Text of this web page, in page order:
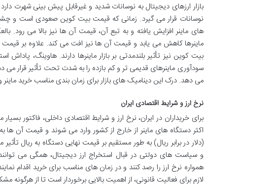
بازار ارزهای دیجیتال به نوسانات شدید و غیرقابل پیش بینی شهرت
نوسانات قرار می گیرد. زمانی که قیمت بیت کوین صعودی است و
های ماینر افزایش یافته و به تبع آن، قیمت آن ها نیز بالا می رود.
بیت کوین نیز تأثیر بلندمدتی بر بازار ماینرها دارند. هاوینگ،
سودآوری ماینرهای قدیمی تر و کم بازده را به شدت تحت تأثیر قرار می
می دهد. درک این دینامیک های بازار برای زمان بندی مناسب خرید
نرخ ارز و شرایط اقتصادی ایران
برای خریداران در ایران، نرخ ارز و شرایط اقتصادی داخلی، فاکتور
اکثر دستگاه های ماینر از خارج از کشور وارد می شوند و قیمت آن ها
(دلار در برابر ریال) به طور مستقیم بر قیمت نهایی دستگاه به ریال
و سیاست های دولتی در قبال استخراج ارز دیجیتال، همگی می
همواره نرخ ارز را رصد کنند و در زمان های مناسب برای خرید اقدام
لازم برای فعالیت قانونی، از اهمیت بالایی برخوردار است تا از هرگونه